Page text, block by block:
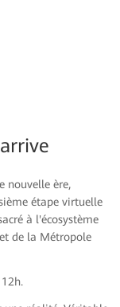
nouvelle ère,
étape virtuelle
à l'écosystème
de la Métropole